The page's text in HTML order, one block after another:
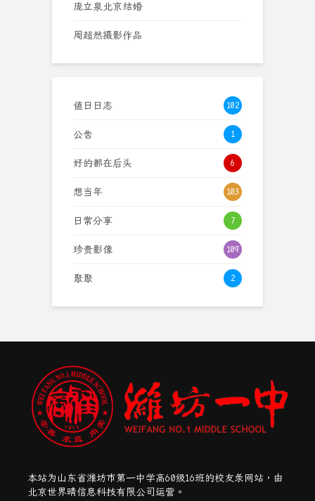
庞立泉北京结婚
周超然摄影作品
值日日志 102
公告 1
好的都在后头 6
想当年 103
日常分享 7
珍贵影像 109
聚聚 2
本站为山东省潍坊市第一中学高60级16班的校友录网站，由
北京世界晴信息科技有限公司运营。